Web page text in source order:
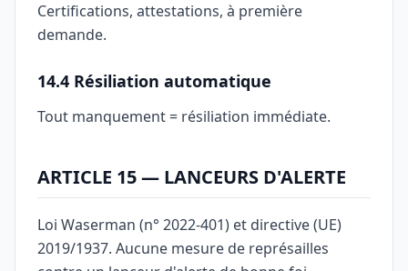
Certifications, attestations, à première
demande.
14.4 Résiliation automatique
Tout manquement = résiliation immédiate.
ARTICLE 15 — LANCEURS D'ALERTE
Loi Waserman (n° 2022-401) et directive (UE)
2019/1937. Aucune mesure de représailles